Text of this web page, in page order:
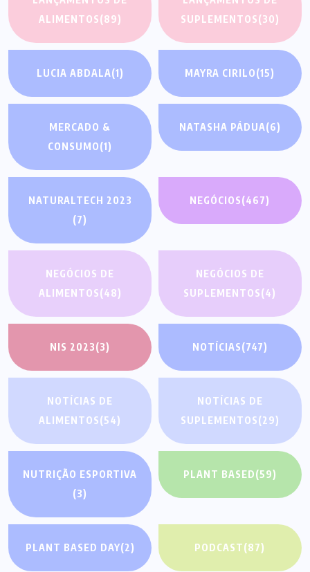
ALIMENTOS(89)
SUPLEMENTOS(30)
LUCIA ABDALA(1) MAYRA CIRILO(15)
MERCADO &
CONSUMO(1)
NATASHA PÁDUA(6)
NATURALTECH 2023
(7)
NEGÓCIOS(467)
NEGÓCIOS DE
ALIMENTOS(48)
NEGÓCIOS DE
SUPLEMENTOS(4)
NIS 2023(3) NOTÍCIAS(747)
NOTÍCIAS DE
ALIMENTOS(54)
NOTÍCIAS DE
SUPLEMENTOS(29)
NUTRIÇÃO ESPORTIVA
(3)
PLANT BASED(59)
PLANT BASED DAY(2) PODCAST(87)